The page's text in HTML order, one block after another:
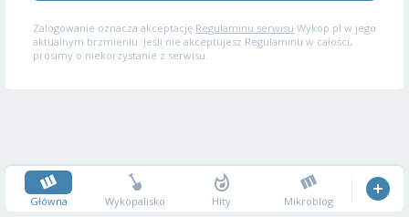
Zalogowanie oznacza akceptację Regulaminu serwisu Wykop.pl w jego
aktualnym brzmieniu. Jeśli nie akceptujesz Regulaminu w całości,
prosimy o niekorzystanie z serwisu.
Główna Wykopalisko Hity Mikroblog